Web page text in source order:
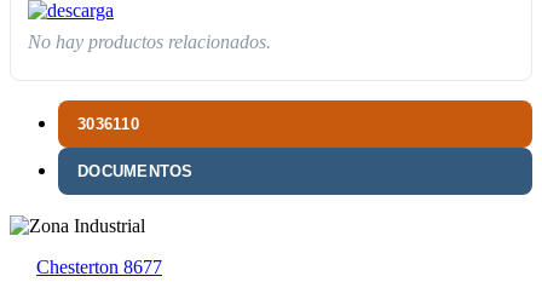
3036110
DOCUMENTOS
No hay productos relacionados.
Chesterton 8677